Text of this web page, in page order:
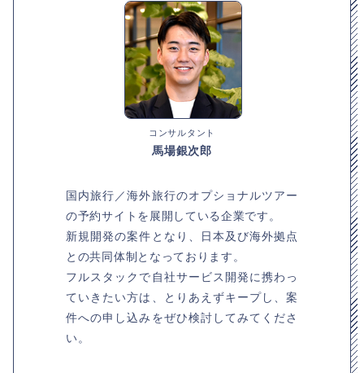
コンサルタント
馬場銀次郎
国内旅行／海外旅行のオプショナルツアー
の予約サイトを展開している企業です。
新規開発の案件となり、日本及び海外拠点
との共同体制となっております。
フルスタックで自社サービス開発に携わっ
ていきたい方は、とりあえずキープし、案
件への申し込みをぜひ検討してみてくださ
い。